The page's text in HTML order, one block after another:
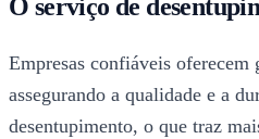
O serviço de
Empresas confiáveis oferecem
assegurando a qualidade e a
desentupimento, o que traz